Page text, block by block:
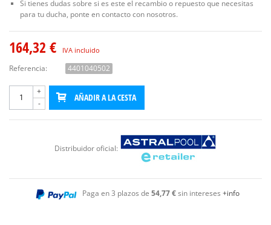
Si tienes dudas sobre si es este el recambio o repuesto que necesitas
para tu ducha, ponte en contacto con nosotros.
164,32 € IVA incluido
Referencia: 4401040502
-
+
AÑADIR A LA CESTA
Distribuidor oficial:
Paga en 3 plazos de 54,77 €sin intereses +info